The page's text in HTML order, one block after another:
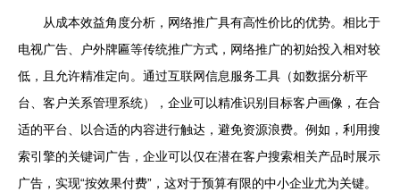
从成本效益角度分析，网络推广具有高性价比的优势。相比于
电视广告、户外牌匾等传统推广方式，网络推广的初始投入相对较
低，且允许精准定向。通过互联网信息服务工具（如数据分析平
台、客户关系管理系统），企业可以精准识别目标客户画像，在合
适的平台、以合适的内容进行触达，避免资源浪费。例如，利用搜
索引擎的关键词广告，企业可以仅在潜在客户搜索相关产品时展示
广告，实现“按效果付费”，这对于预算有限的中小企业尤为关键。